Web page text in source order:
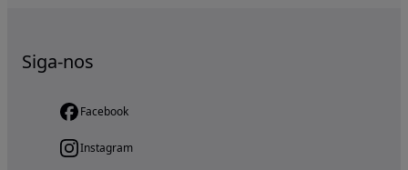
Siga-nos
Facebook
Instagram